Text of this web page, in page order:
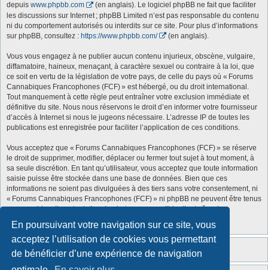
En poursuivant votre navigation sur ce site, vous
acceptez l’utilisation de cookies vous permettant
de bénéficier d’une expérience de navigation
depuis www.phpbb.com
(en anglais). Le logiciel phpBB ne fait que faciliter
les discussions sur Internet ; phpBB Limited n’est pas responsable du contenu
ni du comportement autorisés ou interdits sur ce site. Pour plus d’informations
sur phpBB, consultez : https://www.phpbb.com/ (en anglais).
Vous vous engagez à ne publier aucun contenu injurieux, obscène, vulgaire,
diffamatoire, haineux, menaçant, à caractère sexuel ou contraire à la loi, que
ce soit en vertu de la législation de votre pays, de celle du pays où « Forums
Cannabiques Francophones (FCF) » est hébergé, ou du droit international.
Tout manquement à cette règle peut entraîner votre exclusion immédiate et
définitive du site. Nous nous réservons le droit d’en informer votre fournisseur
d’accès à Internet si nous le jugeons nécessaire. L’adresse IP de toutes les
publications est enregistrée pour faciliter l’application de ces conditions.
Vous acceptez que « Forums Cannabiques Francophones (FCF) » se réserve
le droit de supprimer, modifier, déplacer ou fermer tout sujet à tout moment, à
sa seule discrétion. En tant qu’utilisateur, vous acceptez que toute information
saisie puisse être stockée dans une base de données. Bien que ces
informations ne soient pas divulguées à des tiers sans votre consentement, ni
« Forums Cannabiques Francophones (FCF) » ni phpBB ne peuvent être tenus
responsables d’une tentative de piratage susceptible d’entraîner la
compromission des données.